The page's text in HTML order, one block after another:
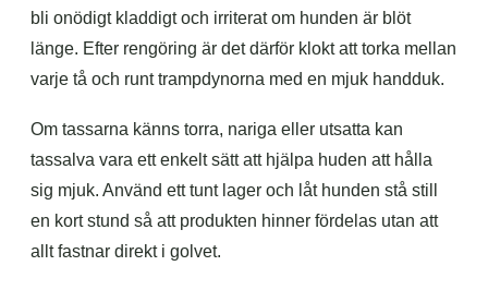
bli onödigt kladdigt och irriterat om hunden är blöt
länge. Efter rengöring är det därför klokt att torka mellan
varje tå och runt trampdynorna med en mjuk handduk.
Om tassarna känns torra, nariga eller utsatta kan
tassalva vara ett enkelt sätt att hjälpa huden att hålla
sig mjuk. Använd ett tunt lager och låt hunden stå still
en kort stund så att produkten hinner fördelas utan att
allt fastnar direkt i golvet.